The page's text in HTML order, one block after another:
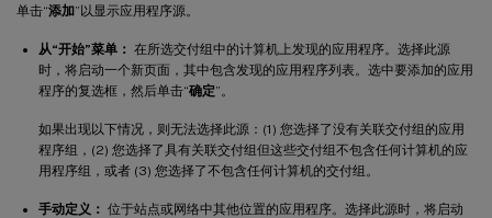
单击“添加”以显示应用程序源。
从“开始”菜单： 在所选交付组中的计算机上发现的应用程序。选择此源
时，将启动一个新页面，其中包含发现的应用程序列表。选中要添加的应用
程序的复选框，然后单击“确定”。
如果出现以下情况，则无法选择此源：(1) 您选择了没有关联交付组的应用
程序组，(2) 您选择了具有关联交付组但这些交付组不包含任何计算机的应
用程序组，或者 (3) 您选择了不包含任何计算机的交付组。
手动定义： 位于站点或网络中其他位置的应用程序。选择此源时，将启动